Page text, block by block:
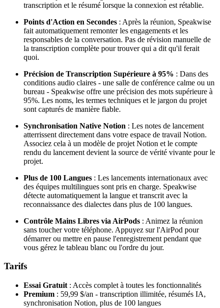
transcription et le résumé lorsque la connexion est rétablie.
Points d'Action en Secondes : Après la réunion, Speakwise
fait automatiquement remonter les engagements et les
responsables de la conversation. Pas de révision manuelle de
la transcription complète pour trouver qui a dit qu'il ferait
quoi.
Précision de Transcription Supérieure à 95% : Dans des
conditions audio claires - une salle de conférence calme ou un
bureau - Speakwise offre une précision des mots supérieure à
95%. Les noms, les termes techniques et le jargon du projet
sont capturés de manière fiable.
Synchronisation Native Notion : Les notes de lancement
atterrissent directement dans votre espace de travail Notion.
Associez cela à un modèle de projet Notion et le compte
rendu du lancement devient la source de vérité vivante pour le
projet.
Plus de 100 Langues : Les lancements internationaux avec
des équipes multilingues sont pris en charge. Speakwise
détecte automatiquement la langue et transcrit avec la
reconnaissance des dialectes dans plus de 100 langues.
Contrôle Mains Libres via AirPods : Animez la réunion
sans toucher votre téléphone. Appuyez sur l'AirPod pour
démarrer ou mettre en pause l'enregistrement pendant que
vous gérez le tableau blanc ou l'ordre du jour.
Tarifs
Essai Gratuit : Accès complet à toutes les fonctionnalités
Premium : 59,99 $/an - transcription illimitée, résumés IA,
synchronisation Notion, plus de 100 langues